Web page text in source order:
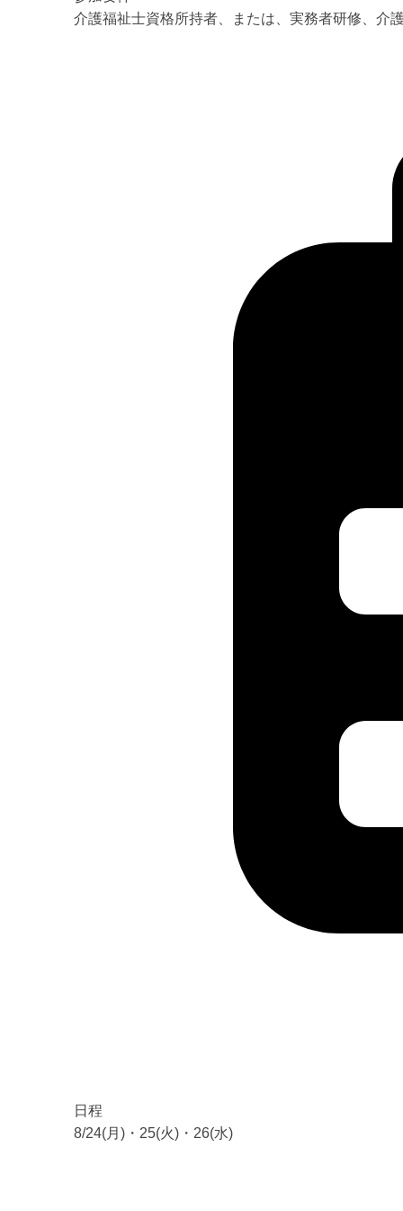
介護福祉士資格所持者、または、実務者研修、介
日程
8/24(月)・25(火)・26(水)